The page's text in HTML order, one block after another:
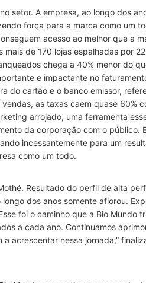
setor. A empresa, ao longo dos
força para a marca como um
acesso ao melhor que a
de 170 lojas espalhadas por
chega a 40% menor do
e impactante no
do cartão e o banco emissor,
as taxas caem quase 60%
arrojado, uma ferramenta
da corporação com o público.
incessantemente para um
como um todo.
Resultado do perfil de alta
dos anos somente aflorou.
foi o caminho que a Bio Mundo
a cada ano. Continuamos
acrescentar nessa jornada,”